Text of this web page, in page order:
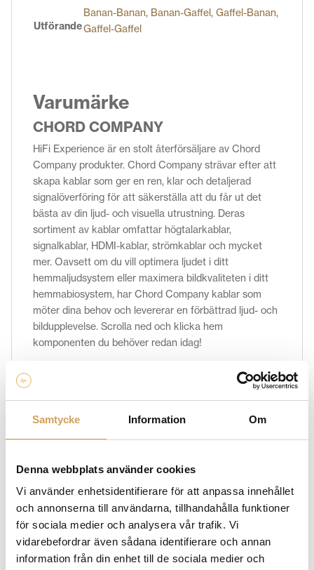
Samtycke Information Om
Denna webbplats använder cookies
Vi använder enhetsidentifierare för att anpassa innehållet
och annonserna till användarna, tillhandahålla funktioner
för sociala medier och analysera vår trafik. Vi
vidarebefordrar även sådana identifierare och annan
information från din enhet till de sociala medier och
Utförande
Banan-Banan, Banan-Gaffel, Gaffel-Banan,
Gaffel-Gaffel
Varumärke
CHORD COMPANY
HiFi Experience är en stolt återförsäljare av Chord
Company produkter. Chord Company strävar efter att
skapa kablar som ger en ren, klar och detaljerad
signalöverföring för att säkerställa att du får ut det
bästa av din ljud- och visuella utrustning. Deras
sortiment av kablar omfattar högtalarkablar,
signalkablar, HDMI-kablar, strömkablar och mycket
mer. Oavsett om du vill optimera ljudet i ditt
hemmaljudsystem eller maximera bildkvaliteten i ditt
hemmabiosystem, har Chord Company kablar som
möter dina behov och levererar en förbättrad ljud- och
bildupplevelse. Scrolla ned och klicka hem
komponenten du behöver redan idag!
Relaterade produkter